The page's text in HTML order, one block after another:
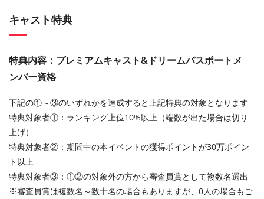
キャスト特典
特典内容：プレミアムキャスト&ドリームパスポートメ
ンバー資格
下記の①～③のいずれかを達成すると上記特典の対象となります
特典対象者①：ランキング上位10%以上（端数が出た場合は切り
上げ）
特典対象者②：期間中の本イベントの獲得ポイントが30万ポイン
ト以上
特典対象者③：①②の対象外の方から審査員賞として複数名選出
※審査員賞は複数名～数十名の場合もありますが、0人の場合もご